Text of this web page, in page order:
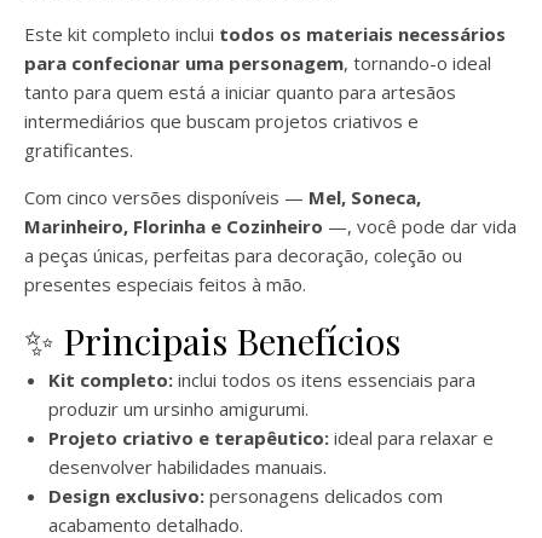
Este kit completo inclui todos os materiais necessários
para confecionar uma personagem, tornando-o ideal
tanto para quem está a iniciar quanto para artesãos
intermediários que buscam projetos criativos e
gratificantes.
Com cinco versões disponíveis — Mel, Soneca,
Marinheiro, Florinha e Cozinheiro —, você pode dar vida
a peças únicas, perfeitas para decoração, coleção ou
presentes especiais feitos à mão.
✨ Principais Benefícios
Kit completo: inclui todos os itens essenciais para
produzir um ursinho amigurumi.
Projeto criativo e terapêutico: ideal para relaxar e
desenvolver habilidades manuais.
Design exclusivo: personagens delicados com
acabamento detalhado.